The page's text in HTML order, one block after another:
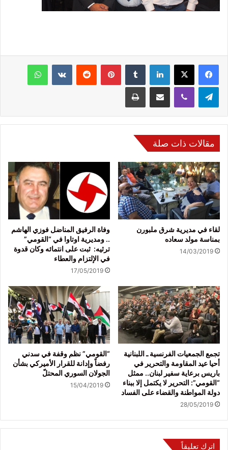
فيسبوك لينكدإن بينتيريست
مقالات ذات صلة
لقاء في مديرية شرق ملبورن
بمناسة مولد سعاده
14/03/2019
وفاة الرفيق المناضل فوزي الهاشم
.. ومديرية اوتاوا في “القومي”
ترثيه: ثبت على انتمائه وكان قدوة
في الإلتزام والعطاء
17/05/2019
تجمع الجمعيات الفرنسية ـ اللبنانية
أحيا عيد المقاومة والتحرير في
باريس برعاية سفير لبنان.. ممثل
“القومي”: التحرير لا يكتمل إلا ببناء
دولة المواطنة والقضاء على الفساد
28/05/2019
“القومي” نظم وقفة في سدني
رفضاً وإدانة للقرار الأميركي بشأن
الجولان السوري المحتلّ
15/04/2019
اترك تعليقاً